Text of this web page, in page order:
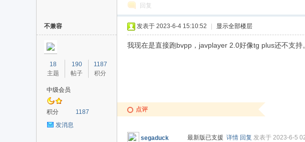
回复
不兼容
18
主题
190
帖子
1187
积分
中级会员
积分
1187
发消息
发表于 2023-6-4 15:10:52 显示全部楼层
我现在是直接跑bvpp，javplayer 2.0好像tg plus还不支持。
点评
segaduck 最新版已支援 详情 回复 发表于 2023-6-5